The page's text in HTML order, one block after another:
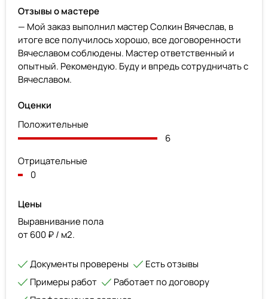
Отзывы о мастере
— Мой заказ выполнил мастер Солкин Вячеслав, в
итоге все получилось хорошо, все договоренности
Вячеславом соблюдены. Мастер ответственный и
опытный. Рекомендую. Буду и впредь сотрудничать с
Вячеславом.
Оценки
Положительные
6
Отрицательные
0
Цены
Выравнивание пола
от 600 ₽ / м2.
Документы проверены
Есть отзывы
Примеры работ
Работает по договору